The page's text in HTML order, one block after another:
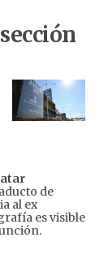
de
al ex
es visible